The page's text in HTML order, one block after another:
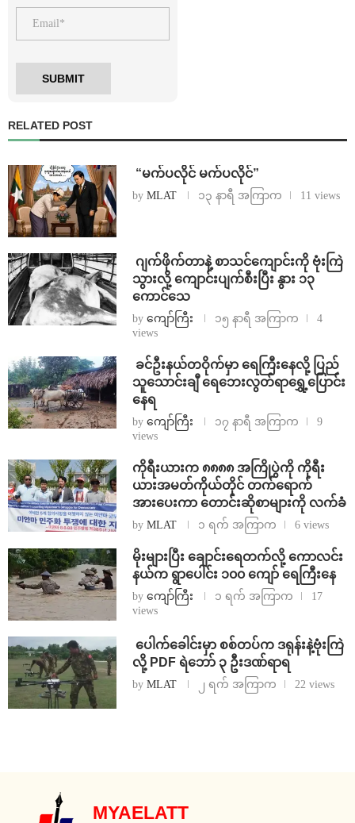
RELATED POST
⁨ ⁨“မက်ပလိုင် မက်ပလိုင်”
by MLAT ၁၃ နာရီ အကြာက 11 views
⁨⁩ ⁨ဂျက်ဖိုက်တာနဲ့ စာသင်ကျောင်းကို ဗုံးကြဲ
သွားလို့ ကျောင်းပျက်စီးပြီး နွား ၁၃
ကောင်သေ
by ကျော်ကြီး ၁၅ နာရီ အကြာက
4
views
⁩ ⁨ခင်ဦးနယ်တဝိုက်မှာ ရေကြီးနေလို့ ပြည်
သူသောင်းချီ ရေဘေးလွတ်ရာရွှေ့ပြောင်း
နေရ
by ကျော်ကြီး ၁၇ နာရီ အကြာက
9
views
ကိုရီးယားက ၈၈၈၈ အကြိုပွဲကို ကိုရီး
ယားအမတ်ကိုယ်တိုင် တက်ရောက်
အားပေးကာ တောင်းဆိုစာများကို လက်ခံ
by MLAT ၁ ရက် အကြာက 6 views
⁨မိုးများပြီး ချောင်းရေတက်လို့ ကောလင်း
နယ်က ရွာပေါင်း ၁၀၀ ကျော် ရေကြီးနေ
by ကျော်ကြီး ၁ ရက် အကြာက
17
views
⁩ ⁨ပေါက်ခေါင်းမှာ စစ်တပ်က ဒရုန်းနဲ့ဗုံးကြဲ
လို့ PDF ရဲဘော် ၃ ဦးဒဏ်ရာရ
by MLAT ၂ ရက် အကြာက 22 views
MYAELATT